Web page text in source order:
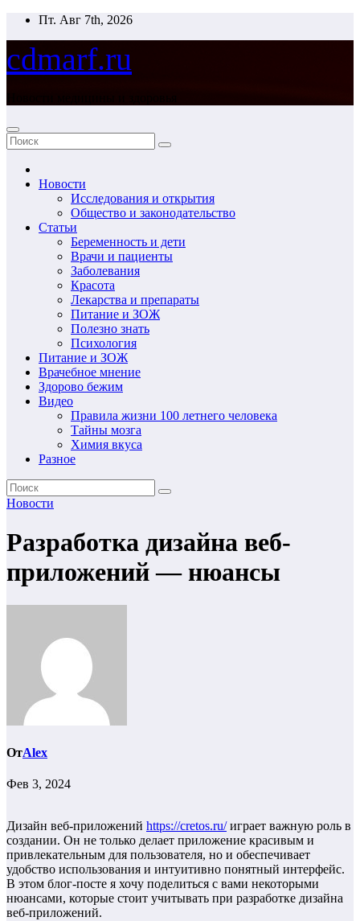
Перейти
содержимому
Пт. Авг 7th, 2026
cdmarf.ru
Новости
Исследования и открытия
Общество и законодательство
Статьи
Беременность и дети
Врачи и пациенты
Заболевания
Красота
Лекарства и препараты
Питание и ЗОЖ
Полезно знать
Психология
Питание и ЗОЖ
Врачебное мнение
Здорово бежим
Видео
Правила жизни 100 летнего человека
Тайны мозга
Химия вкуса
Разное
Новости
Разработка дизайна веб-
приложений — нюансы
ОтAlex
Фев 3, 2024
Дизайн веб-приложений https://cretos.ru/играет важную роль в
создании. Он не только делает приложение красивым и
привлекательным для пользователя, но и обеспечивает
удобство использования и интуитивно понятный интерфейс.
В этом блог-посте я хочу поделиться с вами некоторыми
нюансами, которые стоит учитывать при разработке дизайна
веб-приложений.